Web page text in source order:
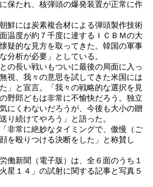
保たれ、核弾頭の爆発装置が正常に作
鮮には炭素複合材による弾頭製作技術
温度が約７千度に達するＩＣＢＭの大
疑的な見方を取ってきた。韓国の軍事
分析が必要」としている。
の長い戦いもついに最後の局面に入っ
視、我々の意思を試してきた米国には
」と宣言。「我々の戦略的な選択を見
野郎どもは非常に不愉快だろう。独立
にくわないだろうが、今後も大小の贈
り続けてやろう」と語った。
非常に絶妙なタイミングで、傲慢（ご
を殴りつける決断をした」と称賛し
働新聞（電子版）は、全６面のうち１
星１４」の試射に関する記事と写真５